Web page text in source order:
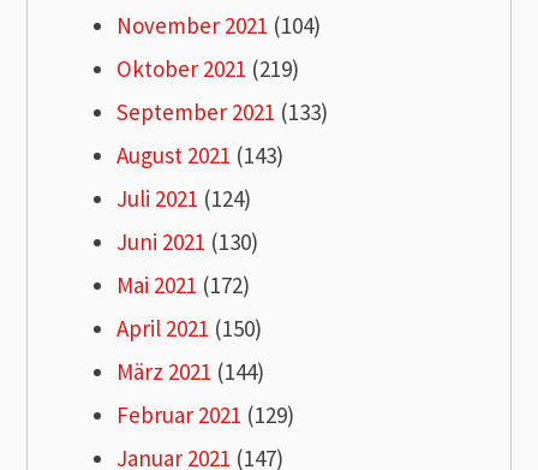
November 2021 (104)
Oktober 2021 (219)
September 2021 (133)
August 2021 (143)
Juli 2021 (124)
Juni 2021 (130)
Mai 2021 (172)
April 2021 (150)
März 2021 (144)
Februar 2021 (129)
Januar 2021 (147)